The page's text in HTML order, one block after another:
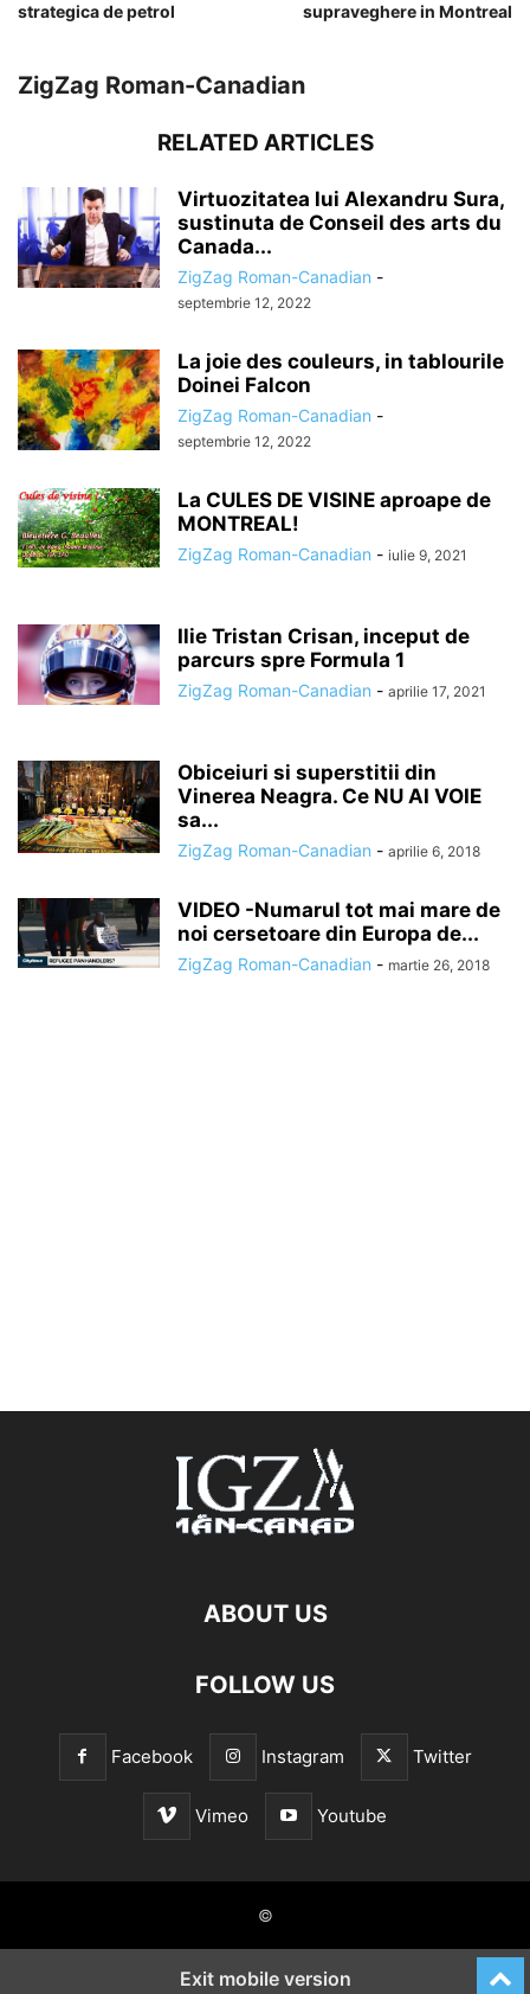
strategica de petrol
supraveghere in Montreal
ZigZag Roman-Canadian
RELATED ARTICLES
Virtuozitatea lui Alexandru Sura,
sustinuta de Conseil des arts du
Canada...
ZigZag Roman-Canadian -
septembrie 12, 2022
La joie des couleurs, in tablourile
Doinei Falcon
ZigZag Roman-Canadian -
septembrie 12, 2022
La CULES DE VISINE aproape de
MONTREAL!
ZigZag Roman-Canadian - iulie 9, 2021
Ilie Tristan Crisan, inceput de
parcurs spre Formula 1
ZigZag Roman-Canadian - aprilie 17, 2021
Obiceiuri si superstitii din
Vinerea Neagra. Ce NU AI VOIE
sa...
ZigZag Roman-Canadian - aprilie 6, 2018
VIDEO -Numarul tot mai mare de
noi cersetoare din Europa de...
ZigZag Roman-Canadian - martie 26, 2018
ABOUT US
FOLLOW US
Facebook Instagram Twitter
Vimeo Youtube
©
Exit mobile version